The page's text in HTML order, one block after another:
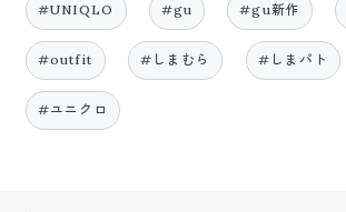
#UNIQLO #gu #gu新作
#outfit #しまむら #しまパト
#ユニクロ